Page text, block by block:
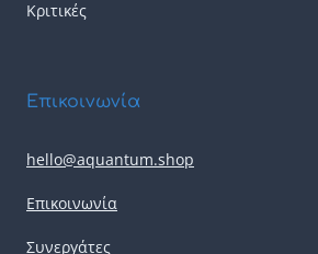
Κριτικές
Επικοινωνία
hello@aquantum.shop
Επικοινωνία
Συνεργάτες